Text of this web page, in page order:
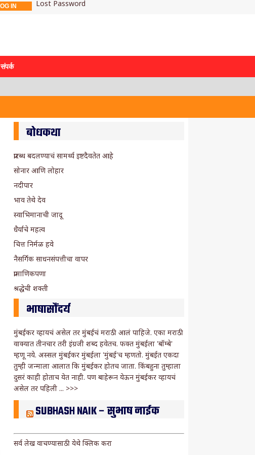
Lost Password
संपर्क
बोधकथा
प्रारब्ध बदलण्याचं सामर्थ्य इष्टदैवतेत आहे
सोनार आणि लोहार
नदीपार
भाव तेथे देव
स्वाभिमानाची जादू
धैर्याचे महत्व
चित्त निर्मळ हवे
नैसर्गिक साधनसंपत्तीचा वापर
प्रामाणिकपणा
श्रद्धेची शक्ती
भाषासौंदर्य
मुंबईकर व्हायचं असेल तर मुंबईचं मराठी आलं पाहिजे. एका मराठी
वाक्यात तीनचार तरी इंग्रजी शब्द हवेतच. फक्त मुंबईला 'बॉम्बे'
म्हणू नये. अस्सल मुंबईकर मुंबईला 'मुंबई'च म्हणतो. मुंबईत एकदा
तुम्ही जन्माला आलात कि मुंबईकर होतच जाता. किंबहुना तुम्हाला
दुसरं काही होताच येत नाही. पण बाहेरून येऊन मुंबईकर व्हायचं
असेल तर पहिली ... >>>
SUBHASH NAIK – सुभाष नाईक
सर्व लेख वाचण्यासाठीयेथे क्लिक करा